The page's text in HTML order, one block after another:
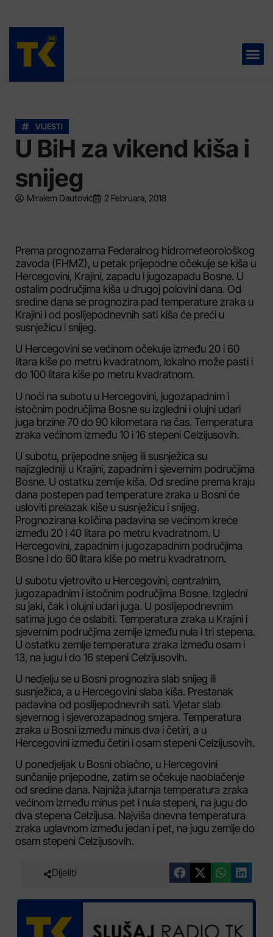
VIJESTI
U BiH za vikend kiša i
snijeg
Miralem Dautović 2 Februara, 2018
Prema prognozama Federalnog hidrometeorološkog
zavoda (FHMZ), u petak prijepodne očekuje se kiša u
Hercegovini, Krajini, zapadu i jugozapadu Bosne. U
ostalim područjima kiša u drugoj polovini dana. Od
sredine dana se prognozira pad temperature zraka u
Krajini i od poslijepodnevnih sati kiša će preći u
susnježicu i snijeg.
U Hercegovini se većinom očekuje između 20 i 60
litara kiše po metru kvadratnom, lokalno može pasti i
do 100 litara kiše po metru kvadratnom.
U noći na subotu u Hercegovini, jugozapadnim i
istočnim područjima Bosne su izgledni i olujni udari
juga brzine 70 do 90 kilometara na čas. Temperatura
zraka većinom između 10 i 16 stepeni Celzijusovih.
U subotu, prijepodne snijeg ili susnježica su
najizgledniji u Krajini, zapadnim i sjevernim područjima
Bosne. U ostatku zemlje kiša. Od sredine prema kraju
dana postepen pad temperature zraka u Bosni će
usloviti prelazak kiše u susnježicu i snijeg.
Prognozirana količina padavina se većinom kreće
između 20 i 40 litara po metru kvadratnom. U
Hercegovini, zapadnim i jugozapadnim područjima
Bosne i do 60 litara kiše po metru kvadratnom.
U subotu vjetrovito u Hercegovini, centralnim,
jugozapadnim i istočnim područjima Bosne. Izgledni
su jaki, čak i olujni udari juga. U poslijepodnevnim
satima jugo će oslabiti. Temperatura zraka u Krajini i
sjevernim područjima zemlje između nula i tri stepena.
U ostatku zemlje temperatura zraka između osam i
13, na jugu i do 16 stepeni Celzijusovih.
U nedjelju se u Bosni prognozira slab snijeg ili
susnježica, a u Hercegovini slaba kiša. Prestanak
padavina od poslijepodnevnih sati. Vjetar slab
sjevernog i sjeverozapadnog smjera. Temperatura
zraka u Bosni između minus dva i četiri, a u
Hercegovini između četiri i osam stepeni Celzijusovih.
U ponedjeljak u Bosni oblačno, u Hercegovini
sunčanije prijepodne, zatim se očekuje naoblačenje
od sredine dana. Najniža jutarnja temperatura zraka
većinom između minus pet i nula stepeni, na jugu do
dva stepena Celzijusa. Najviša dnevna temperatura
zraka uglavnom između jedan i pet, na jugu zemlje do
osam stepeni Celzijusovih.
Dijeliti